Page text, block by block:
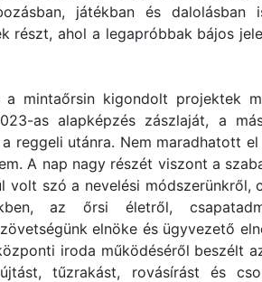
játékban és
részt, ahol a legapróbbak bájos
a mintaőrsin kigondolt projektek
as alapképzés zászlaját, a
reggeli utánra. Nem maradhatott
A nap nagy részét viszont a
volt szó a nevelési módszerünkről,
az őrsi életről,
elnöke és ügyvezető
iroda működéséről beszélt
tűzrakást, rovásírást és